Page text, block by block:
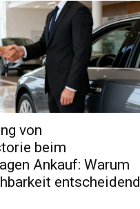
von
beim
Ankauf: Warum
entscheidend